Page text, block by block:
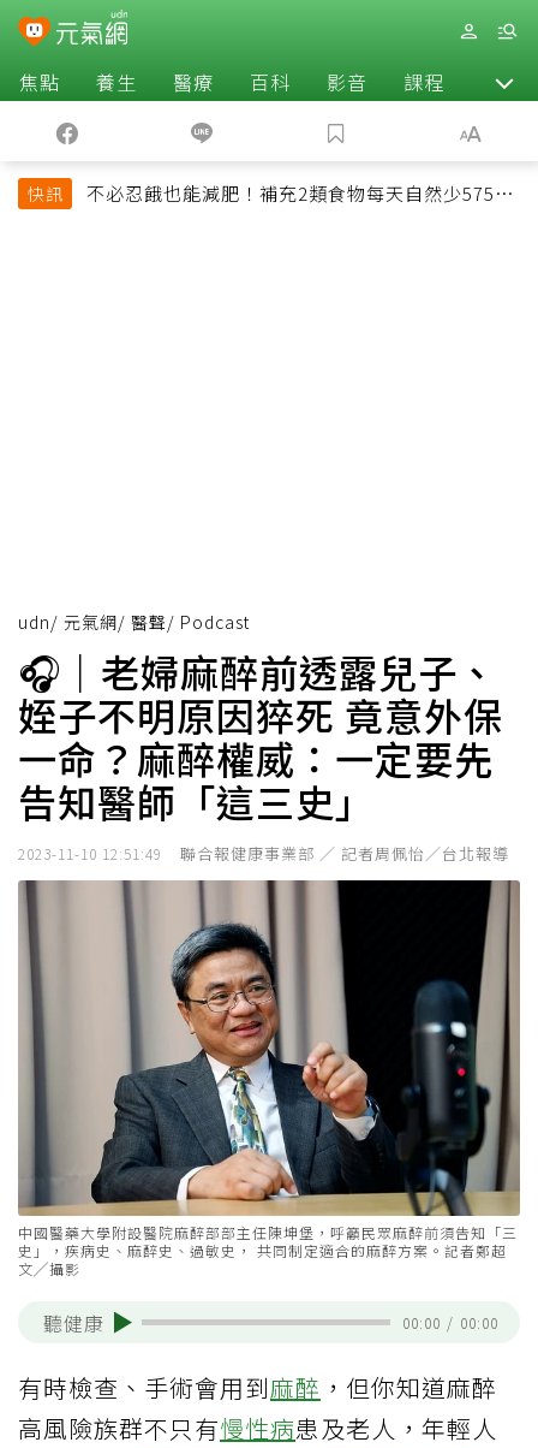
焦點 養生 醫療 百科 影音 課程 退休
快訊
不必忍餓也能減肥！補充2類食物每天自然少575大
udn/ 元氣網/ 醫聲/ Podcast
🎧｜老婦麻醉前透露兒子、
姪子不明原因猝死 竟意外保
一命？麻醉權威：一定要先
告知醫師「這三史」
2023-11-10 12:51:49 聯合報健康事業部 ／ 記者周佩怡／台北報導
中國醫藥大學附設醫院麻醉部部主任陳坤堡，呼籲民眾麻醉前須告知「三
史」，疾病史、麻醉史、過敏史， 共同制定適合的麻醉方案。記者鄭超
文╱攝影
聽健康 00:00 / 00:00
有時檢查、手術會用到麻醉 ，但你知道麻醉
高風險族群不只有慢性病患及老人，年輕人